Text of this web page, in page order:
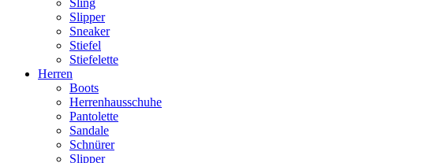
Sling
Slipper
Sneaker
Stiefel
Stiefelette
Herren
Boots
Herrenhausschuhe
Pantolette
Sandale
Schnürer
Slipper